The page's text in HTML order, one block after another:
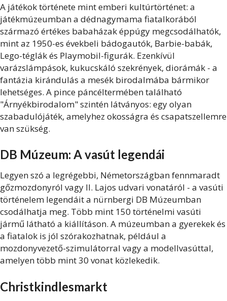
A játékok története mint emberi kultúrtörténet: a
játékmúzeumban a dédnagymama fiatalkorából
származó értékes babaházak éppúgy megcsodálhatók,
mint az 1950-es évekbeli bádogautók, Barbie-babák,
Lego-téglák és Playmobil-figurák. Ezenkívül
varázslámpások, kukucskáló szekrények, diorámák - a
fantázia kirándulás a mesék birodalmába bármikor
lehetséges. A pince páncéltermében található
"Árnyékbirodalom" szintén látványos: egy olyan
szabadulójáték, amelyhez okosságra és csapatszellemre
van szükség.
DB Múzeum: A vasút legendái
Legyen szó a legrégebbi, Németországban fennmaradt
gőzmozdonyról vagy II. Lajos udvari vonatáról - a vasúti
történelem legendáit a nürnbergi DB Múzeumban
csodálhatja meg. Több mint 150 történelmi vasúti
jármű látható a kiállításon. A múzeumban a gyerekek és
a fiatalok is jól szórakozhatnak, például a
mozdonyvezető-szimulátorral vagy a modellvasúttal,
amelyen több mint 30 vonat közlekedik.
Christkindlesmarkt